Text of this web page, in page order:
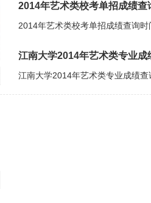
2014年艺术类校考单招成绩查
江南大学2014年艺术类专业成